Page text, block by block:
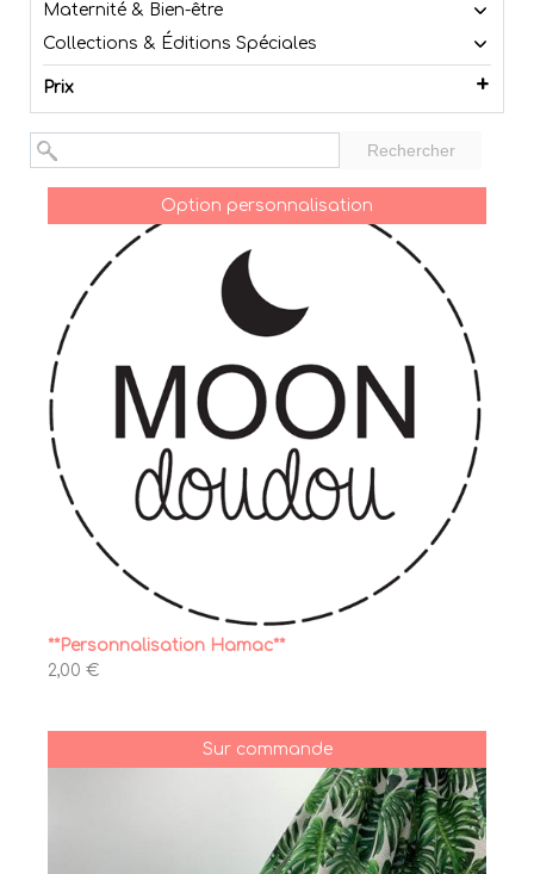
Maternité & Bien-être
Collections & Éditions Spéciales
Prix
Rechercher
Option personnalisation
**Personnalisation Hamac**
2,00 €
Sur commande